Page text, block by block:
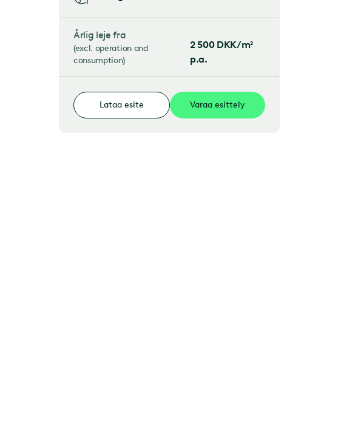
Årlig leje fra
(excl. operation and
consumption)
2 500 DKK/m²
p.a.
Lataa esite Varaa esittely